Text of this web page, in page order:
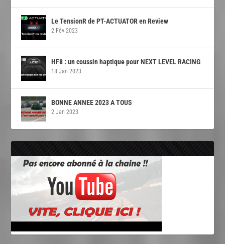
Le TensionR de PT-ACTUATOR en Review
2 Fév 2023
HF8 : un coussin haptique pour NEXT LEVEL RACING
18 Jan 2023
BONNE ANNEE 2023 A TOUS
2 Jan 2023